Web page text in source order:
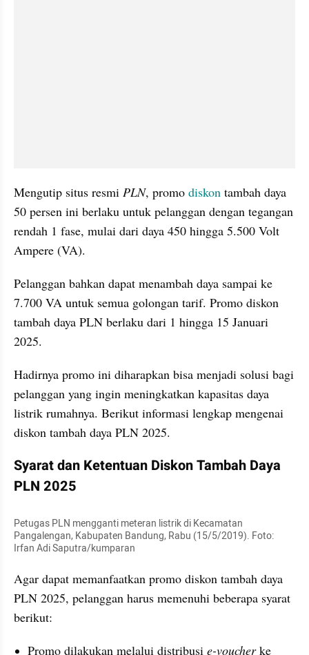
Mengutip situs resmi PLN, promo diskon tambah daya
50 persen ini berlaku untuk pelanggan dengan tegangan
rendah 1 fase, mulai dari daya 450 hingga 5.500 Volt
Ampere (VA).
Pelanggan bahkan dapat menambah daya sampai ke
7.700 VA untuk semua golongan tarif. Promo diskon
tambah daya PLN berlaku dari 1 hingga 15 Januari
2025.
Hadirnya promo ini diharapkan bisa menjadi solusi bagi
pelanggan yang ingin meningkatkan kapasitas daya
listrik rumahnya. Berikut informasi lengkap mengenai
diskon tambah daya PLN 2025.
Syarat dan Ketentuan Diskon Tambah Daya
PLN 2025
Petugas PLN mengganti meteran listrik di Kecamatan
Pangalengan, Kabupaten Bandung, Rabu (15/5/2019). Foto:
Irfan Adi Saputra/kumparan
Agar dapat memanfaatkan promo diskon tambah daya
PLN 2025, pelanggan harus memenuhi beberapa syarat
berikut:
Promo dilakukan melalui distribusi e-voucher ke